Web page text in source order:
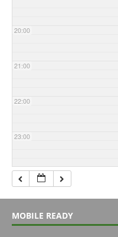
20:00
21:00
22:00
23:00
MOBILE READY